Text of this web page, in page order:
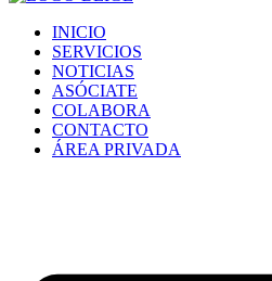
INICIO
SERVICIOS
NOTICIAS
ASÓCIATE
COLABORA
CONTACTO
ÁREA PRIVADA